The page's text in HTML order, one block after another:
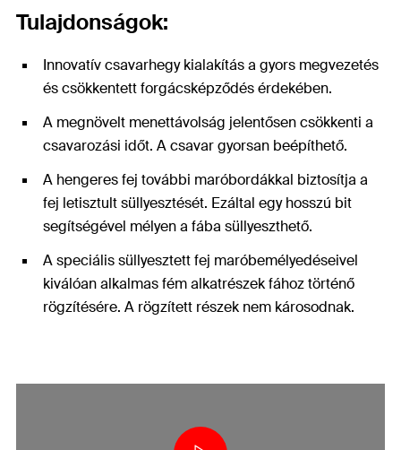
Tulajdonságok:
Innovatív csavarhegy kialakítás a gyors megvezetés
és csökkentett forgácsképződés érdekében.
A megnövelt menettávolság jelentősen csökkenti a
csavarozási időt. A csavar gyorsan beépíthető.
A hengeres fej további maróbordákkal biztosítja a
fej letisztult süllyesztését. Ezáltal egy hosszú bit
segítségével mélyen a fába süllyeszthető.
A speciális süllyesztett fej maróbemélyedéseivel
kiválóan alkalmas fém alkatrészek fához történő
rögzítésére. A rögzített részek nem károsodnak.